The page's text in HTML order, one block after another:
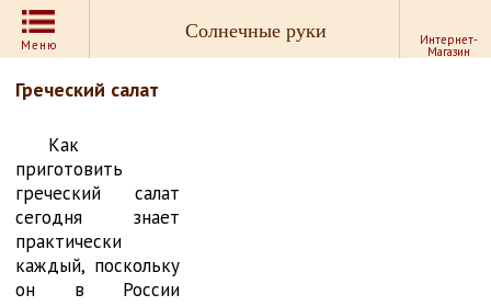
Меню
Солнечные руки Интернет-
Магазин
Греческий салат
Как
приготовить
греческий салат
сегодня знает
практически
каждый, поскольку
он в России